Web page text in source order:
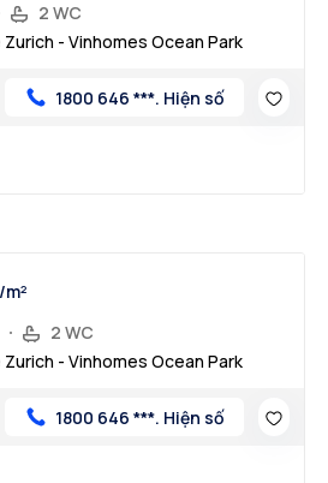
2 WC
Zurich - Vinhomes Ocean Park
1800 646 ***. Hiện số
2 WC
Zurich - Vinhomes Ocean Park
1800 646 ***. Hiện số